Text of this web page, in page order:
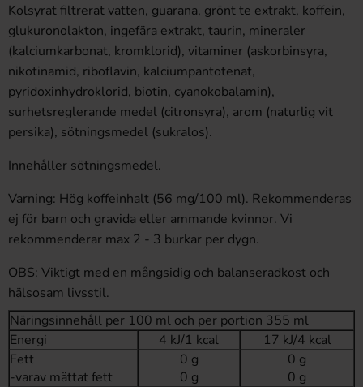
Kolsyrat filtrerat vatten, guarana, grönt te extrakt, koffein,
glukuronolakton, ingefära extrakt, taurin, mineraler
(kalciumkarbonat, kromklorid), vitaminer (askorbinsyra,
nikotinamid, riboflavin, kalciumpantotenat,
pyridoxinhydroklorid, biotin, cyanokobalamin),
surhetsreglerande medel (citronsyra), arom (naturlig vit
persika), sötningsmedel (sukralos).
Innehåller sötningsmedel.
Varning: Hög koffeinhalt (56 mg/100 ml). Rekommenderas
ej för barn och gravida eller ammande kvinnor. Vi
rekommenderar max 2 - 3 burkar per dygn.
OBS: Viktigt med en mångsidig och balanseradkost och
hälsosam livsstil.
Näringsinnehåll per 100 ml och per portion 355 ml
Energi
4 kJ/1 kcal
17 kJ/4 kcal
Fett
-varav mättat fett
0 g
0 g
0 g
0 g